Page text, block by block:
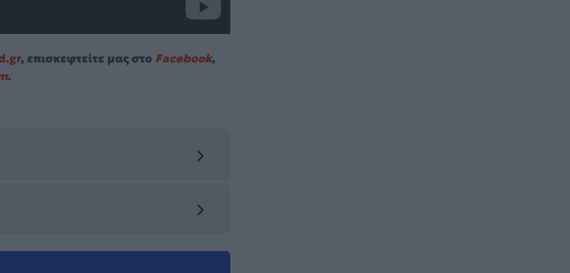
, επισκεφτείτε μας στο Facebook,
.